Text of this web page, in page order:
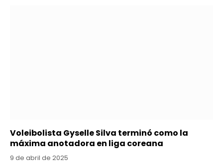
Voleibolista Gyselle Silva terminó como la
máxima anotadora en liga coreana
9 de abril de 2025